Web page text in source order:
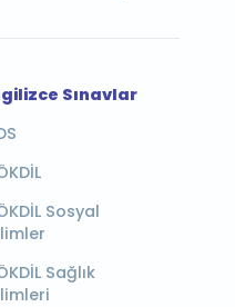
Sınavlar
Sosyal
Sağlık